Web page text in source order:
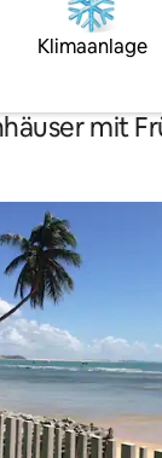
Klimaanlage
mit